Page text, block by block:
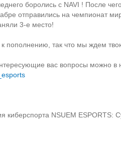
боролись с NAVI ! После
отправились на чемпионат
3-е место!
пополнению, так что мы ждем
вас вопросы можно в
киберспорта NSUEM ESPORTS: